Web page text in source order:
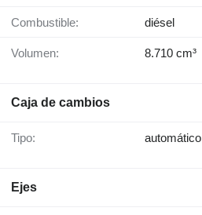
Combustible: diésel
Volumen: 8.710 cm³
Caja de cambios
Tipo: automático
Ejes